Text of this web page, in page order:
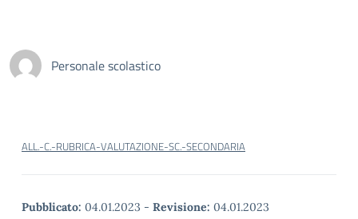
Personale scolastico
ALL.-C.-RUBRICA-VALUTAZIONE-SC.-SECONDARIA
Pubblicato: 04.01.2023 - Revisione: 04.01.2023